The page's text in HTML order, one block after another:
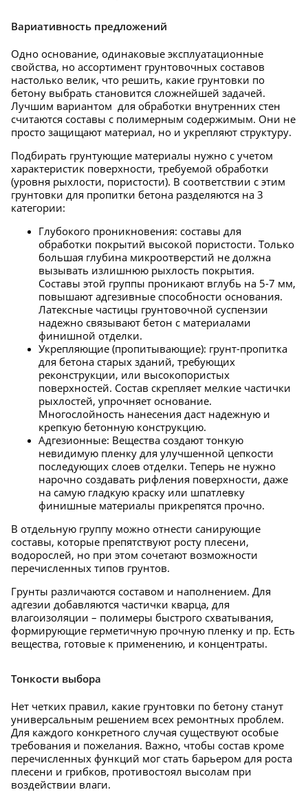
Вариативность предложений
Одно основание, одинаковые эксплуатационные
свойства, но ассортимент грунтовочных составов
настолько велик, что решить, какие грунтовки по
бетону выбрать становится сложнейшей задачей.
Лучшим вариантом для обработки внутренних стен
считаются составы с полимерным содержимым. Они не
просто защищают материал, но и укрепляют структуру.
Подбирать грунтующие материалы нужно с учетом
характеристик поверхности, требуемой обработки
(уровня рыхлости, пористости). В соответствии с этим
грунтовки для пропитки бетона разделяются на 3
категории:
Глубокого проникновения: составы для
обработки покрытий высокой пористости. Только
большая глубина микроотверстий не должна
вызывать излишнюю рыхлость покрытия.
Составы этой группы проникают вглубь на 5-7 мм,
повышают адгезивные способности основания.
Латексные частицы грунтовочной суспензии
надежно связывают бетон с материалами
финишной отделки.
Укрепляющие (пропитывающие): грунт-пропитка
для бетона старых зданий, требующих
реконструкции, или высокопористых
поверхностей. Состав скрепляет мелкие частички
рыхлостей, упрочняет основание.
Многослойность нанесения даст надежную и
крепкую бетонную конструкцию.
Адгезионные: Вещества создают тонкую
невидимую пленку для улучшенной цепкости
последующих слоев отделки. Теперь не нужно
нарочно создавать рифления поверхности, даже
на самую гладкую краску или шпатлевку
финишные материалы прикрепятся прочно.
В отдельную группу можно отнести санирующие
составы, которые препятствуют росту плесени,
водорослей, но при этом сочетают возможности
перечисленных типов грунтов.
Грунты различаются составом и наполнением. Для
адгезии добавляются частички кварца, для
влагоизоляции – полимеры быстрого схватывания,
формирующие герметичную прочную пленку и пр. Есть
вещества, готовые к применению, и концентраты.
Тонкости выбора
Нет четких правил, какие грунтовки по бетону станут
универсальным решением всех ремонтных проблем.
Для каждого конкретного случая существуют особые
требования и пожелания. Важно, чтобы состав кроме
перечисленных функций мог стать барьером для роста
плесени и грибков, противостоял высолам при
воздействии влаги.